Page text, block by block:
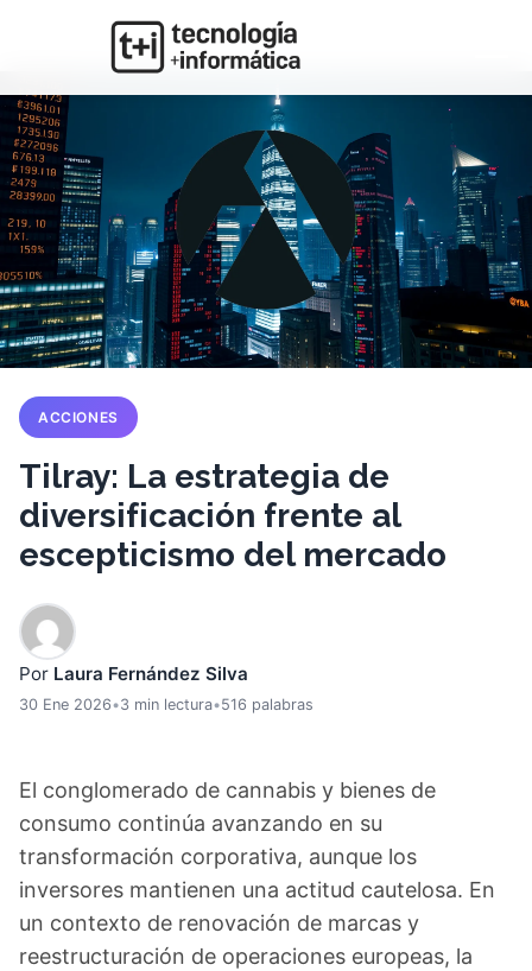
ACCIONES
Tilray: La estrategia de
diversificación frente al
escepticismo del mercado
Por Laura Fernández Silva
30 Ene 2026•3 min lectura•516 palabras
El conglomerado de cannabis y bienes de
consumo continúa avanzando en su
transformación corporativa, aunque los
inversores mantienen una actitud cautelosa. En
un contexto de renovación de marcas y
reestructuración de operaciones europeas, la